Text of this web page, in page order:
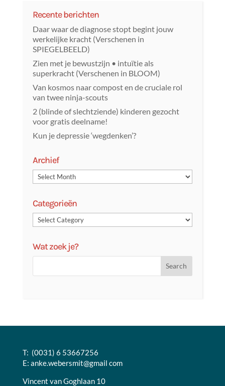
Recente berichten
Daar waar de diagnose stopt begint jouw
werkelijke kracht (Verschenen in
SPIEGELBEELD)
Zien met je bewustzijn • intuïtie als
superkracht (Verschenen in BLOOM)
Van kosmos naar compost en de cruciale rol
van twee ninja-scouts
2 (blinde of slechtziende) kinderen gezocht
voor gratis deelname!
Kun je depressie ‘wegdenken’?
Archief
Categorieën
Wat zoek je?
T: (0031) 6 53667256
E: anke.webersmit@gmail com
Vincent van Goghlaan 10